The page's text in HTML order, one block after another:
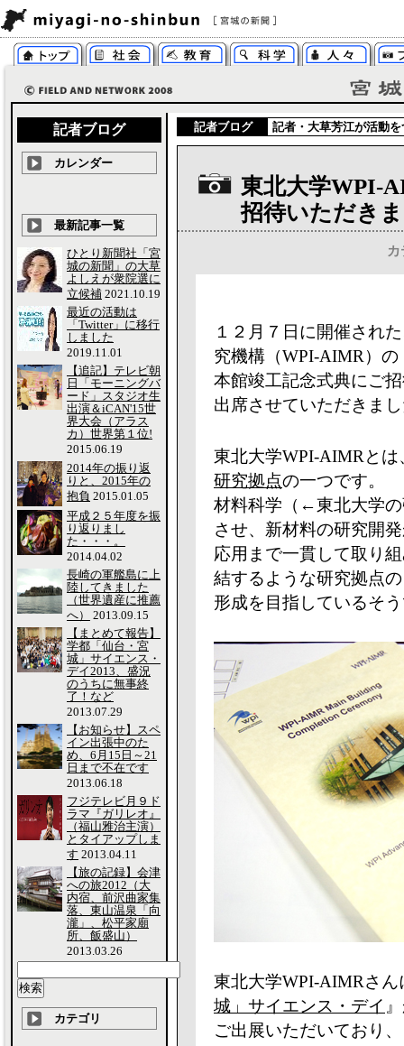
記者ブログ 記者・ 大草芳江が活動
東北大学WPI-
招待いただき
１２月７日に開催され
究機構（WPI-AIMR）の
本館竣工記念式典にご
出席させていただきま
東北大学WPI-AIMRと
研究拠点の一つです。
材料科学（←東北大学
させ、新材料の研究開
応用まで一貫して取り
結するような研究拠点の
形成を目指しているそ
東北大学WPI-AIMRさ
城」サイエンス・デイ
ご出展いただいており
記者ブログ
カレンダー
最新記事一覧
ひとり新聞社「宮
城の新聞」の大草
よしえが衆院選に
立候補 2021.10.19
最近の活動は
「Twitter」に移行
しました
2019.11.01
【追記】テレビ朝
日「モーニングバ
ード」スタジオ生
出演＆iCAN'15世
界大会（アラス
カ）世界第１位!
2015.06.19
2014年の振り返
りと、2015年の
抱負 2015.01.05
平成２５年度を振
り返りまし
た・・・。
2014.04.02
長崎の軍艦島に上
陸してきました
（世界遺産に推薦
へ）
2013.09.15
【まとめて報告】
学都「仙台・宮
城」サイエンス・
デイ2013、盛況
のうちに無事終
了！など
2013.07.29
【お知らせ】スペ
イン出張中のた
め、6月15日～21
日まで不在です
2013.06.18
フジテレビ月９ド
ラマ『ガリレオ』
（福山雅治主演）
とタイアップしま
す 2013.04.11
【旅の記録】会津
への旅2012（大
内宿、前沢曲家集
落、東山温泉「向
瀧」、松平家廟
所、飯盛山）
2013.03.26
カテゴリ